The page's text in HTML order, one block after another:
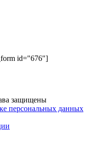
id="676"]
защищены
персональных данных